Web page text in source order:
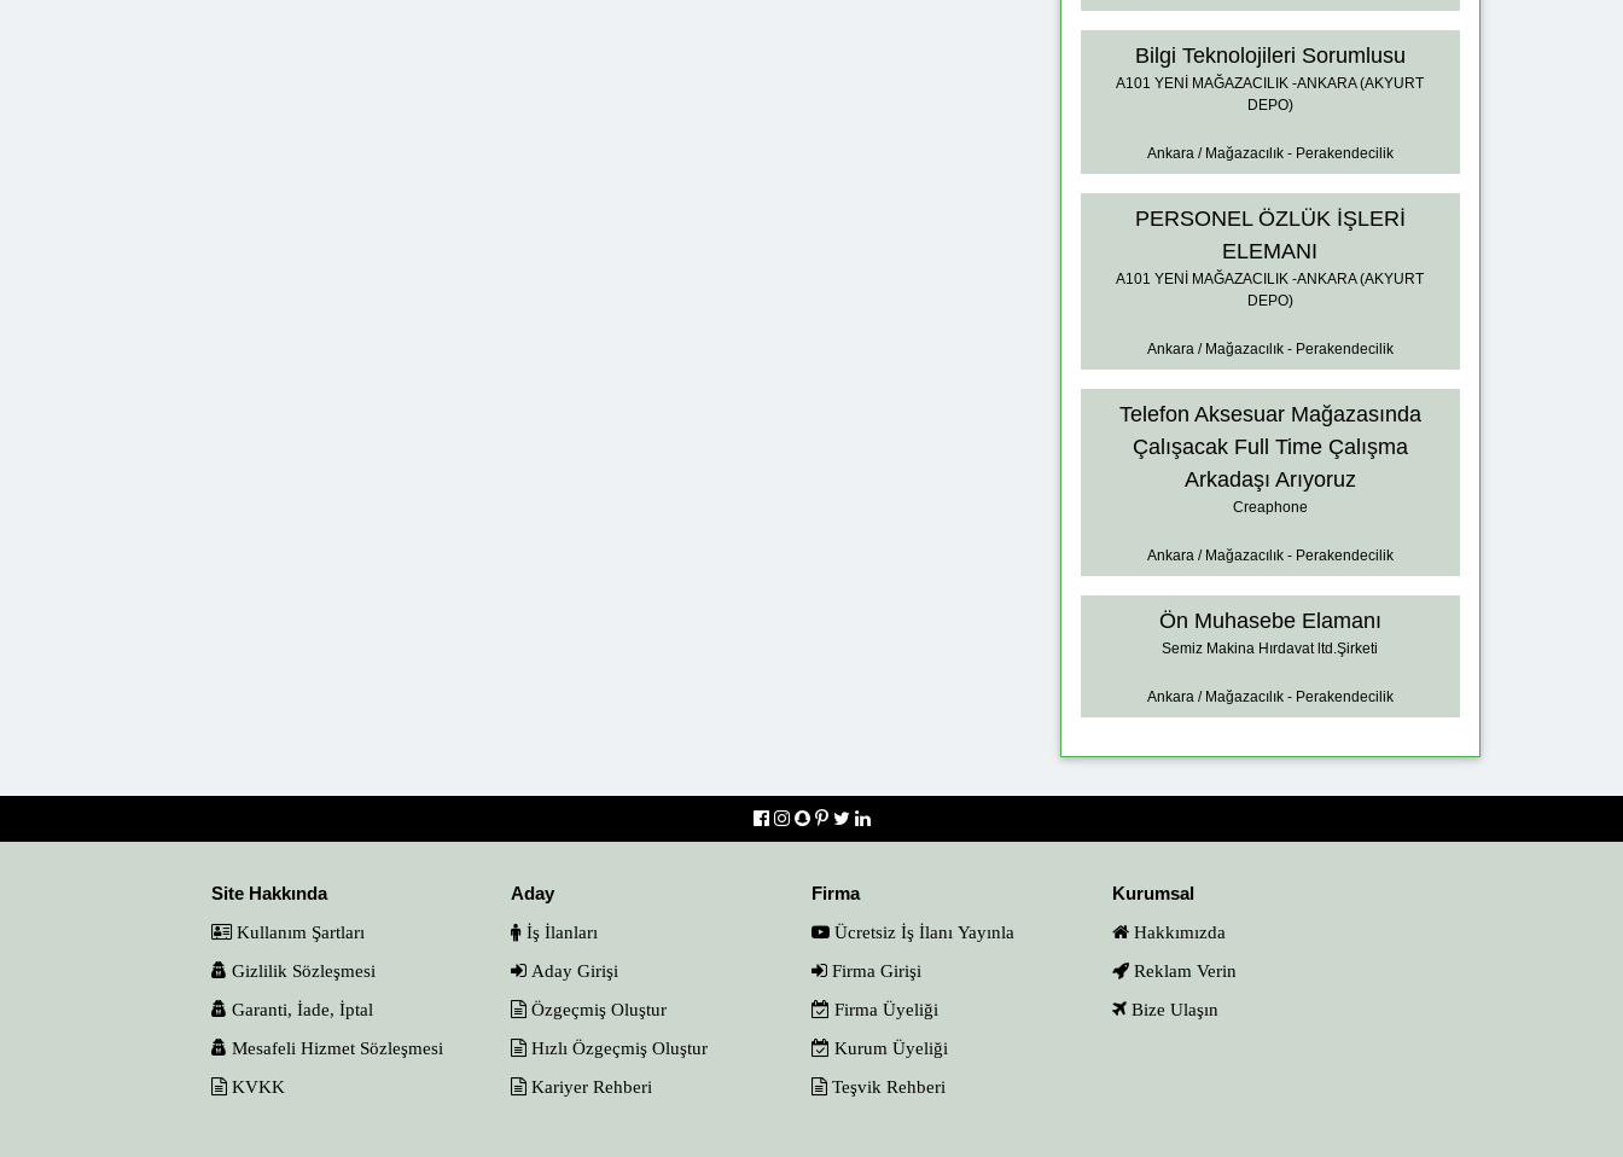
Bilgi Teknolojileri Sorumlusu
A101 YENİ MAĞAZACILIK -ANKARA (AKYURT
DEPO)
Ankara / Mağazacılık - Perakendecilik
PERSONEL ÖZLÜK İŞLERİ
ELEMANI
A101 YENİ MAĞAZACILIK -ANKARA (AKYURT
DEPO)
Ankara / Mağazacılık - Perakendecilik
Telefon Aksesuar Mağazasında
Çalışacak Full Time Çalışma
Arkadaşı Arıyoruz
Creaphone
Ankara / Mağazacılık - Perakendecilik
Ön Muhasebe Elamanı
Semiz Makina Hırdavat ltd.Şirketi
Ankara / Mağazacılık - Perakendecilik
Site Hakkında
Kullanım Şartları
Gizlilik Sözleşmesi
Garanti, İade, İptal
Mesafeli Hizmet Sözleşmesi
KVKK
Aday
İş İlanları
Aday Girişi
Özgeçmiş Oluştur
Hızlı Özgeçmiş Oluştur
Kariyer Rehberi
Firma
Ücretsiz İş İlanı Yayınla
Firma Girişi
Firma Üyeliği
Kurum Üyeliği
Teşvik Rehberi
Kurumsal
Hakkımızda
Reklam Verin
Bize Ulaşın